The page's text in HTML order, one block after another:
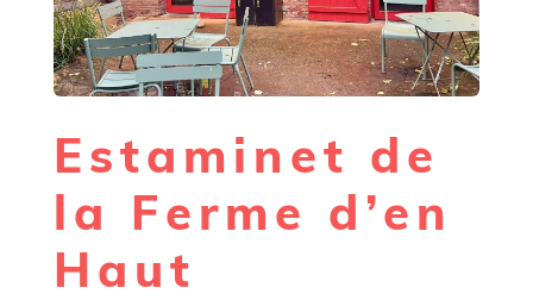
Estaminet de
la Ferme d’en
Haut